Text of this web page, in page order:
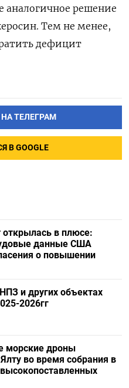
аналогичное решение
Тем не менее,
дефицит
ТЕЛЕГРАМ
В GOOGLE
открылась в плюсе:
данные США
о повышении
и других объектах
2026гг
морские дроны
во время собрания в